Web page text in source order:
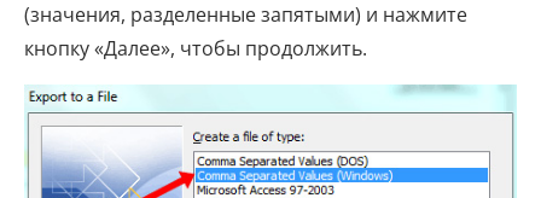
(значения, разделенные запятыми) и нажмите
кнопку «Далее», чтобы продолжить.